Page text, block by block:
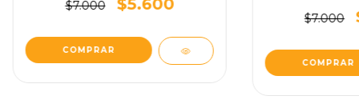
$7.000 $5.600
$7.000